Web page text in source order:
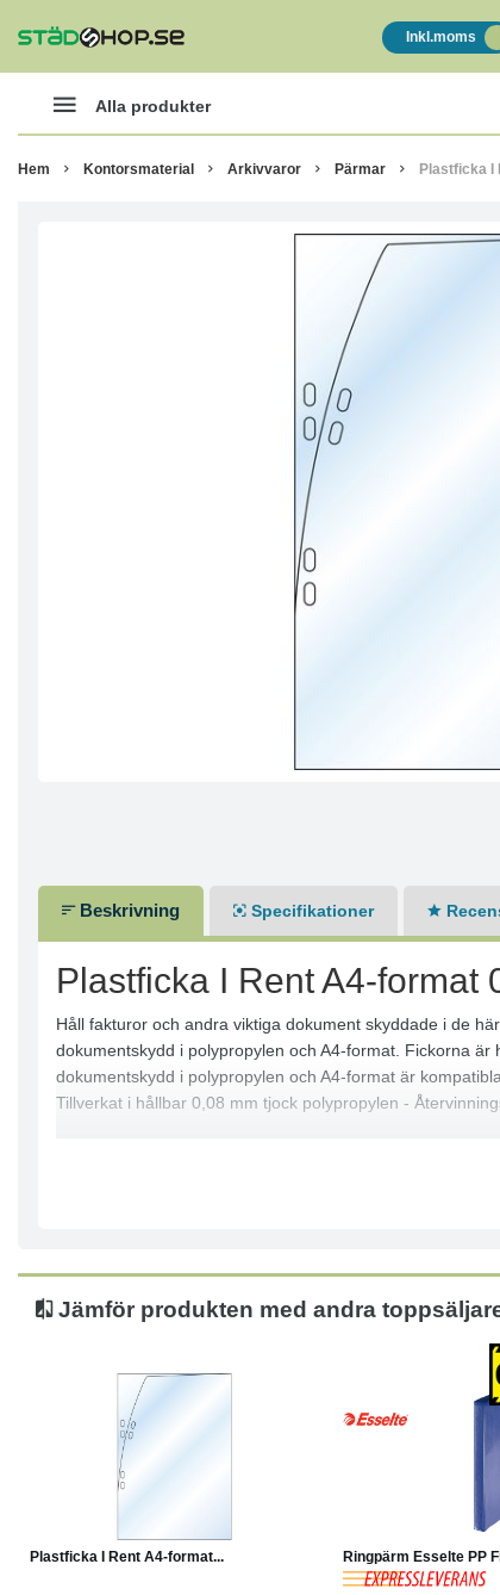
Inkl.moms
Alla produkter
Hem Kontorsmaterial Arkivvaror Pärmar Plastficka I
Beskrivning Specifikationer
Plastficka I Rent A4-format
Håll fakturor och andra viktiga dokument skyddade i de
dokumentskydd i polypropylen och A4-format. Fickorna
dokumentskydd i polypropylen och A4-format är
Tillverkat i hållbar 0,08 mm tjock polypropylen -
Jämför produkten med andra
Plastficka I Rent A4-format... Ringpärm Esselte PP